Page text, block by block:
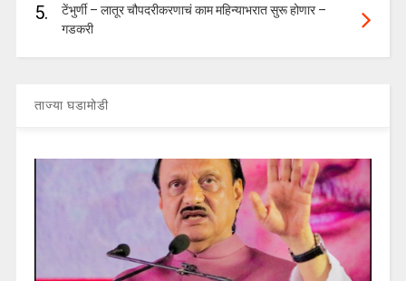
5.
टेंभुर्णी – लातूर चौपदरीकरणाचं काम महिन्याभरात सुरू होणार –
गडकरी
ताज्या घडामोडी